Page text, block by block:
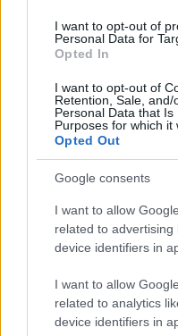
I want to opt-out of
Personal Data for
Opted In
I want to opt-out of
Retention, Sale,
Personal Data that
Purposes for which it
Opted Out
Google consents
I want to allow
related to
device identifiers in
I want to allow
related to analytics
device identifiers in
Τα κύρια τεχνικά
συστήματα